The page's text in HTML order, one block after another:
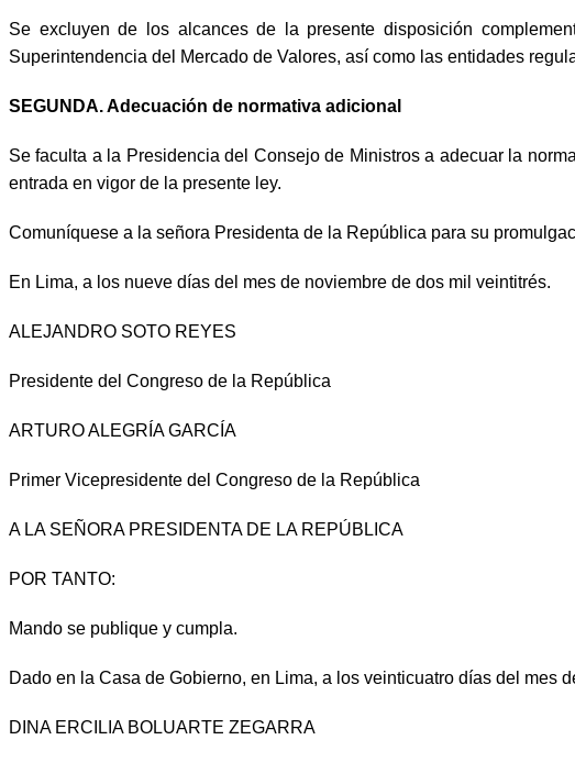
Se excluyen de los alcances de la presente disposición
Superintendencia del Mercado de Valores, así como las entidades
SEGUNDA. Adecuación de normativa adicional
Se faculta a la Presidencia del Consejo de Ministros a adecuar la
entrada en vigor de la presente ley.
Comuníquese a la señora Presidenta de la República para su
En Lima, a los nueve días del mes de noviembre de dos mil veintitrés.
ALEJANDRO SOTO REYES
Presidente del Congreso de la República
ARTURO ALEGRÍA GARCÍA
Primer Vicepresidente del Congreso de la República
A LA SEÑORA PRESIDENTA DE LA REPÚBLICA
POR TANTO:
Mando se publique y cumpla.
Dado en la Casa de Gobierno, en Lima, a los veinticuatro días del mes
DINA ERCILIA BOLUARTE ZEGARRA